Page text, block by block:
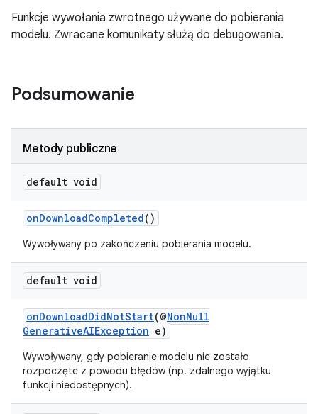
Funkcje wywołania zwrotnego używane do pobierania
modelu. Zwracane komunikaty służą do debugowania.
Podsumowanie
Metody publiczne
default void
onDownloadCompleted()
Wywoływany po zakończeniu pobierania modelu.
default void
onDownloadDidNotStart(@NonNull
GenerativeAIException e)
Wywoływany, gdy pobieranie modelu nie zostało
rozpoczęte z powodu błędów (np. zdalnego wyjątku
funkcji niedostępnych).